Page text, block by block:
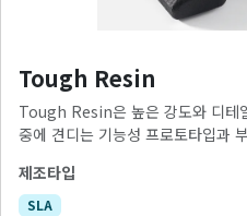
Tough Resin
Tough Resin은 높은 강도와 디테
중에 견디는 기능성 프로토타입과
제조타입
SLA